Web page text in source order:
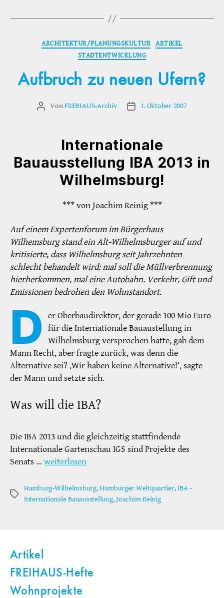
Kategorien
ARCHITEKTUR/PLANUNGSKULTUR ARTIKEL
STADTENTWICKLUNG
Aufbruch zu neuen Ufern?
Beitragsautor
VonFREIHAUS-Archiv Veröffentlichungsdatum
1. Oktober 2007
Internationale
Bauausstellung IBA 2013 in
Wilhelmsburg!
*** von Joachim Reinig ***
Auf einem Expertenforum im Bürgerhaus
Wilhemsburg stand ein Alt-Wilhelmsburger auf und
kritisierte, dass Wilhelmsburg seit Jahrzehnten
schlecht behandelt wird: mal soll die Müllverbrennung
hierherkommen, mal eine Autobahn. Verkehr, Gift und
Emissionen bedrohen den Wohnstandort.
D er Oberbaudirektor, der gerade 100 Mio Euro
für die Internationale Bauaustellung in
Wilhelmsburg versprochen hatte, gab dem
Mann Recht, aber fragte zurück, was denn die
Alternative sei? ,Wir haben keine Alternative!‘, sagte
der Mann und setzte sich.
Was will die IBA?
Die IBA 2013 und die gleichzeitig stattfindende
Internationale Gartenschau IGS sind Projekte des
Senats … weiterlesen
Schlagwörter
Hamburg-Wilhelmsburg,Hamburger Weltquartier,IBA -
Internationale Bauausstellung,Joachim Reinig
Artikel
FREIHAUS-Hefte
Wohnprojekte